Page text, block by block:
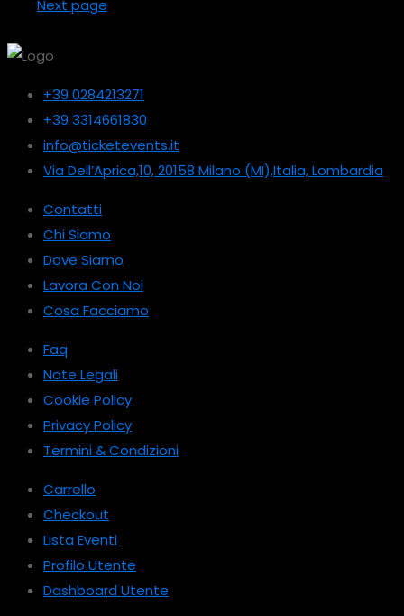
Next page
+39 0284213271
+39 3314661830
info@ticketevents.it
Via Dell’Aprica,10, 20158 Milano (MI),Italia, Lombardia
Contatti
Chi Siamo
Dove Siamo
Lavora Con Noi
Cosa Facciamo
Faq
Note Legali
Cookie Policy
Privacy Policy
Termini & Condizioni
Carrello
Checkout
Lista Eventi
Profilo Utente
Dashboard Utente